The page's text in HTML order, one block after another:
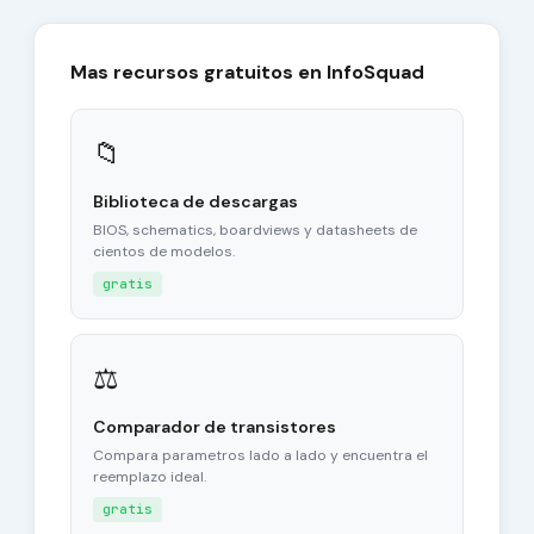
Mas recursos gratuitos en InfoSquad
📁
Biblioteca de descargas
BIOS, schematics, boardviews y datasheets de
cientos de modelos.
gratis
⚖
Comparador de transistores
Compara parametros lado a lado y encuentra el
reemplazo ideal.
gratis